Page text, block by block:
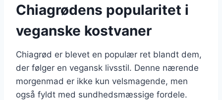
Chiagrødens popularitet i
veganske kostvaner
Chiagrød er blevet en populær ret blandt dem,
der følger en vegansk livsstil. Denne nærende
morgenmad er ikke kun velsmagende, men
også fyldt med sundhedsmæssige fordele.